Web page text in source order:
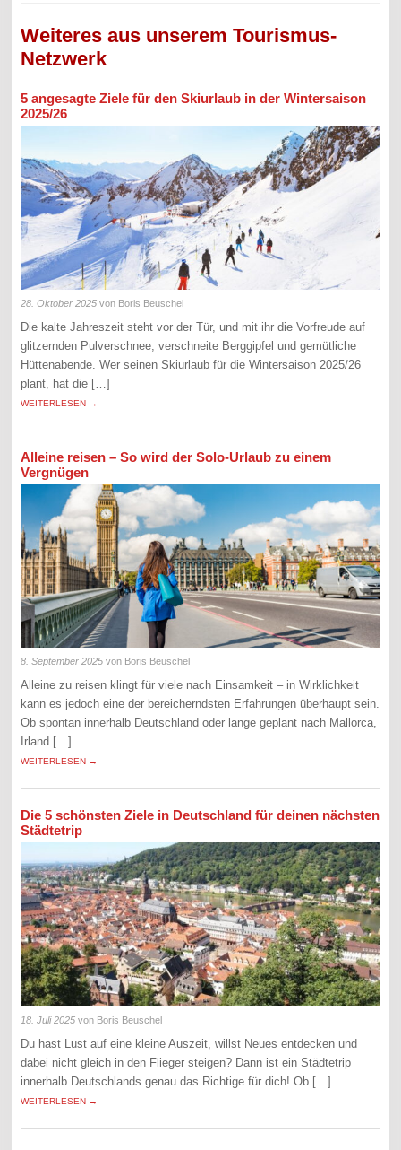
Weiteres aus unserem Tourismus-
Netzwerk
5 angesagte Ziele für den Skiurlaub in der Wintersaison
2025/26
28. Oktober 2025 von Boris Beuschel
Die kalte Jahreszeit steht vor der Tür, und mit ihr die Vorfreude auf
glitzernden Pulverschnee, verschneite Berggipfel und gemütliche
Hüttenabende. Wer seinen Skiurlaub für die Wintersaison 2025/26
plant, hat die […]
WEITERLESEN →
Alleine reisen – So wird der Solo-Urlaub zu einem
Vergnügen
8. September 2025 von Boris Beuschel
Alleine zu reisen klingt für viele nach Einsamkeit – in Wirklichkeit
kann es jedoch eine der bereicherndsten Erfahrungen überhaupt sein.
Ob spontan innerhalb Deutschland oder lange geplant nach Mallorca,
Irland […]
WEITERLESEN →
Die 5 schönsten Ziele in Deutschland für deinen nächsten
Städtetrip
18. Juli 2025 von Boris Beuschel
Du hast Lust auf eine kleine Auszeit, willst Neues entdecken und
dabei nicht gleich in den Flieger steigen? Dann ist ein Städtetrip
innerhalb Deutschlands genau das Richtige für dich! Ob […]
WEITERLESEN →